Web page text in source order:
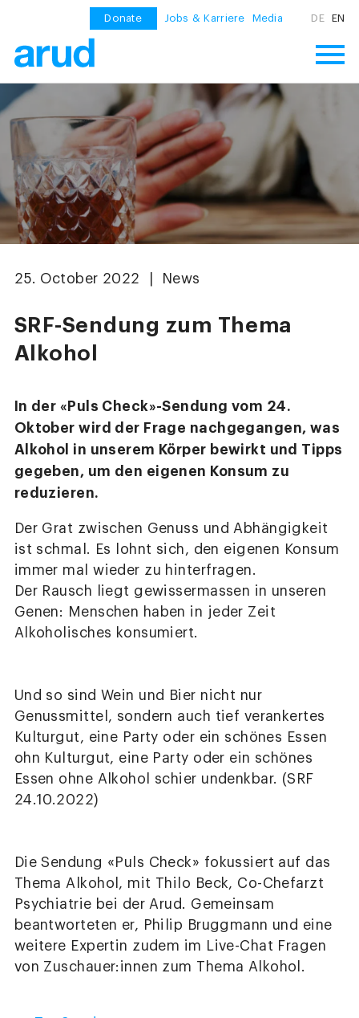
Donate Jobs & Karriere Media DE EN
25. October 2022 | News
SRF-Sendung zum Thema
Alkohol
In der «Puls Check»-Sendung vom 24.
Oktober wird der Frage nachgegangen, was
Alkohol in unserem Körper bewirkt und Tipps
gegeben, um den eigenen Konsum zu
reduzieren.
Der Grat zwischen Genuss und Abhängigkeit
ist schmal. Es lohnt sich, den eigenen Konsum
immer mal wieder zu hinterfragen.
Der Rausch liegt gewissermassen in unseren
Genen: Menschen haben in jeder Zeit
Alkoholisches konsumiert.
Und so sind Wein und Bier nicht nur
Genussmittel, sondern auch tief verankertes
Kulturgut, eine Party oder ein schönes Essen
ohn Kulturgut, eine Party oder ein schönes
Essen ohne Alkohol schier undenkbar. (SRF
24.10.2022)
Die Sendung «Puls Check» fokussiert auf das
Thema Alkohol, mit Thilo Beck, Co-Chefarzt
Psychiatrie bei der Arud. Gemeinsam
beantworteten er, Philip Bruggmann und eine
weitere Expertin zudem im Live-Chat Fragen
von Zuschauer:innen zum Thema Alkohol.